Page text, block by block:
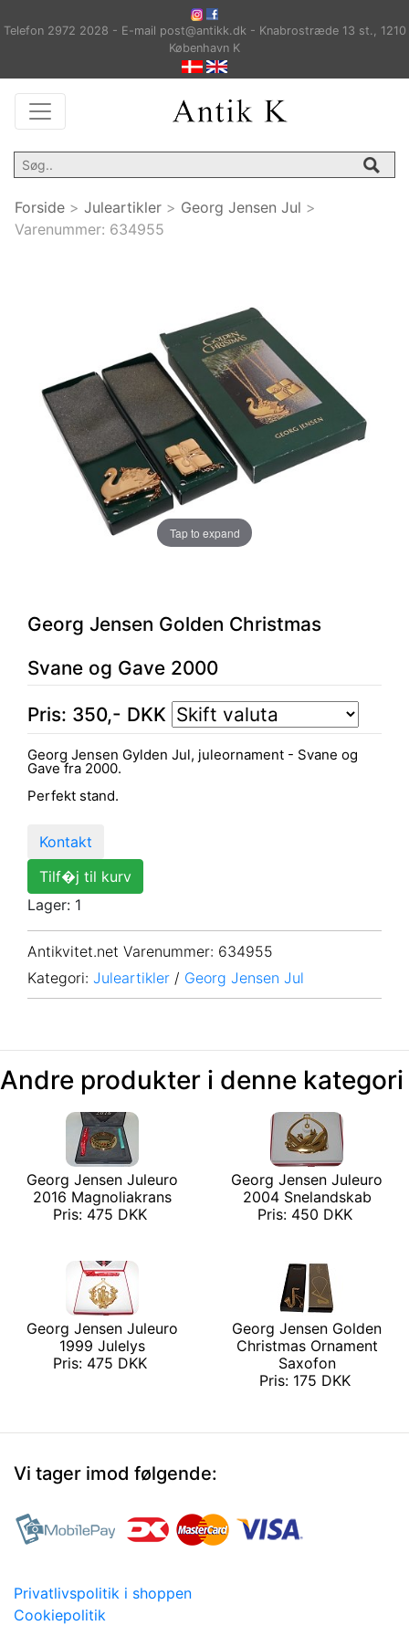
Telefon 2972 2028 - E-mail post@antikk.dk - Knabrostræde 13 st., 1210
København K
Forside > Juleartikler > Georg Jensen Jul >
Varenummer: 634955
Tap to expand
Georg Jensen Golden Christmas
Svane og Gave 2000
Pris: 350,- DKK
Georg Jensen Gylden Jul, juleornament - Svane og
Gave fra 2000.
Perfekt stand.
Kontakt
Tilf�j til kurv
Lager: 1
Antikvitet.net Varenummer: 634955
Kategori: Juleartikler / Georg Jensen Jul
Andre produkter i denne kategori
Georg Jensen Juleuro
2016 Magnoliakrans
Pris: 475 DKK
Georg Jensen Juleuro
2004 Snelandskab
Pris: 450 DKK
Georg Jensen Juleuro
1999 Julelys
Pris: 475 DKK
Georg Jensen Golden
Christmas Ornament
Saxofon
Pris: 175 DKK
Vi tager imod følgende:
Privatlivspolitik i shoppen
Cookiepolitik